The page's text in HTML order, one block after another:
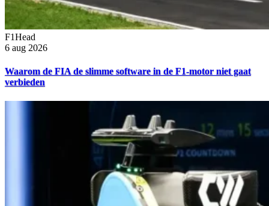
F1Head
6 aug 2026
Waarom de FIA de slimme software in de F1-motor niet gaat
verbieden